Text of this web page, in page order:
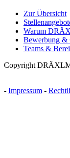
Zur Übersicht
Warum
Bewerbung &
Teams &
Copyright
- Impressum -